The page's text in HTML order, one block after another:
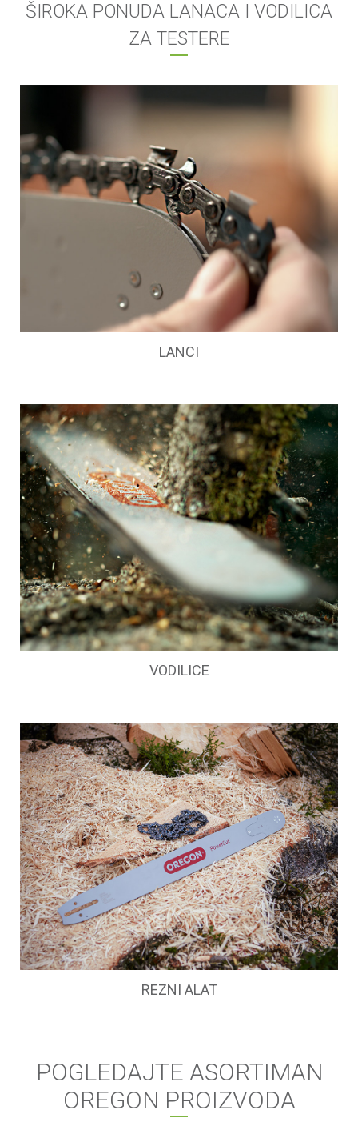
ŠIROKA PONUDA LANACA I VODILICA
ZA TESTERE
LANCI
VODILICE
REZNI ALAT
POGLEDAJTE ASORTIMAN
OREGON PROIZVODA